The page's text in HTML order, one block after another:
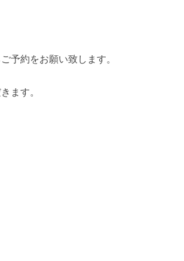
予約をお願い致します。
ます。